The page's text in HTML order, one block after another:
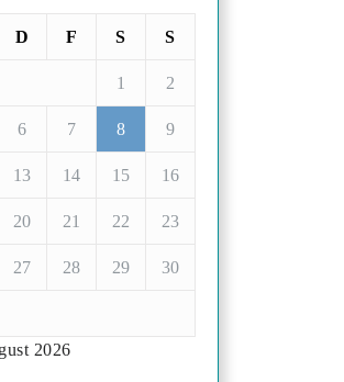
2026
D F S S
1 2
6 7 8 9
13 14 15 16
20 21 22 23
27 28 29 30